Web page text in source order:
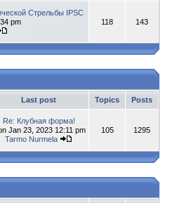
Стрельбы IPSC
pm
118 143
Last post Topics Posts
Re: Клубная форма!
Jan 23, 2023 12:11 pm
Tarmo Nurmela
105 1295